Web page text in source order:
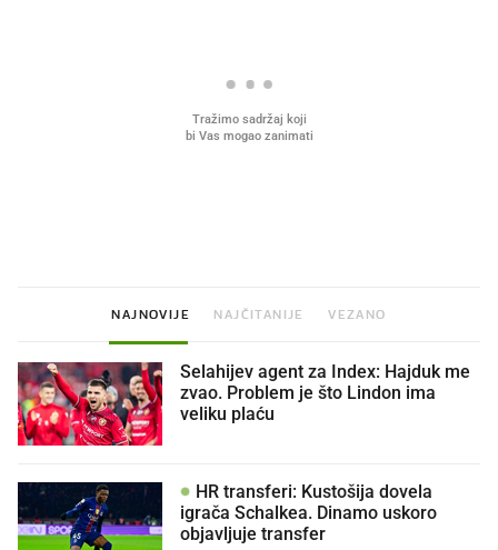
NAJNOVIJE NAJČITANIJE VEZANO
Selahijev agent za Index: Hajduk me
zvao. Problem je što Lindon ima
veliku plaću
HR transferi: Kustošija dovela
igrača Schalkea. Dinamo uskoro
objavljuje transfer